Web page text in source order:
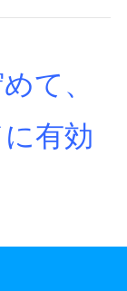
て、
有効